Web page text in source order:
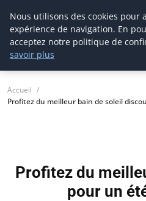
tournevis
malin
Accueil
Profitez du meilleur bain de soleil
Profitez du
pour un
Nous utilisons des cookies pour
expérience de navigation. En
acceptez notre politique de
savoir plus